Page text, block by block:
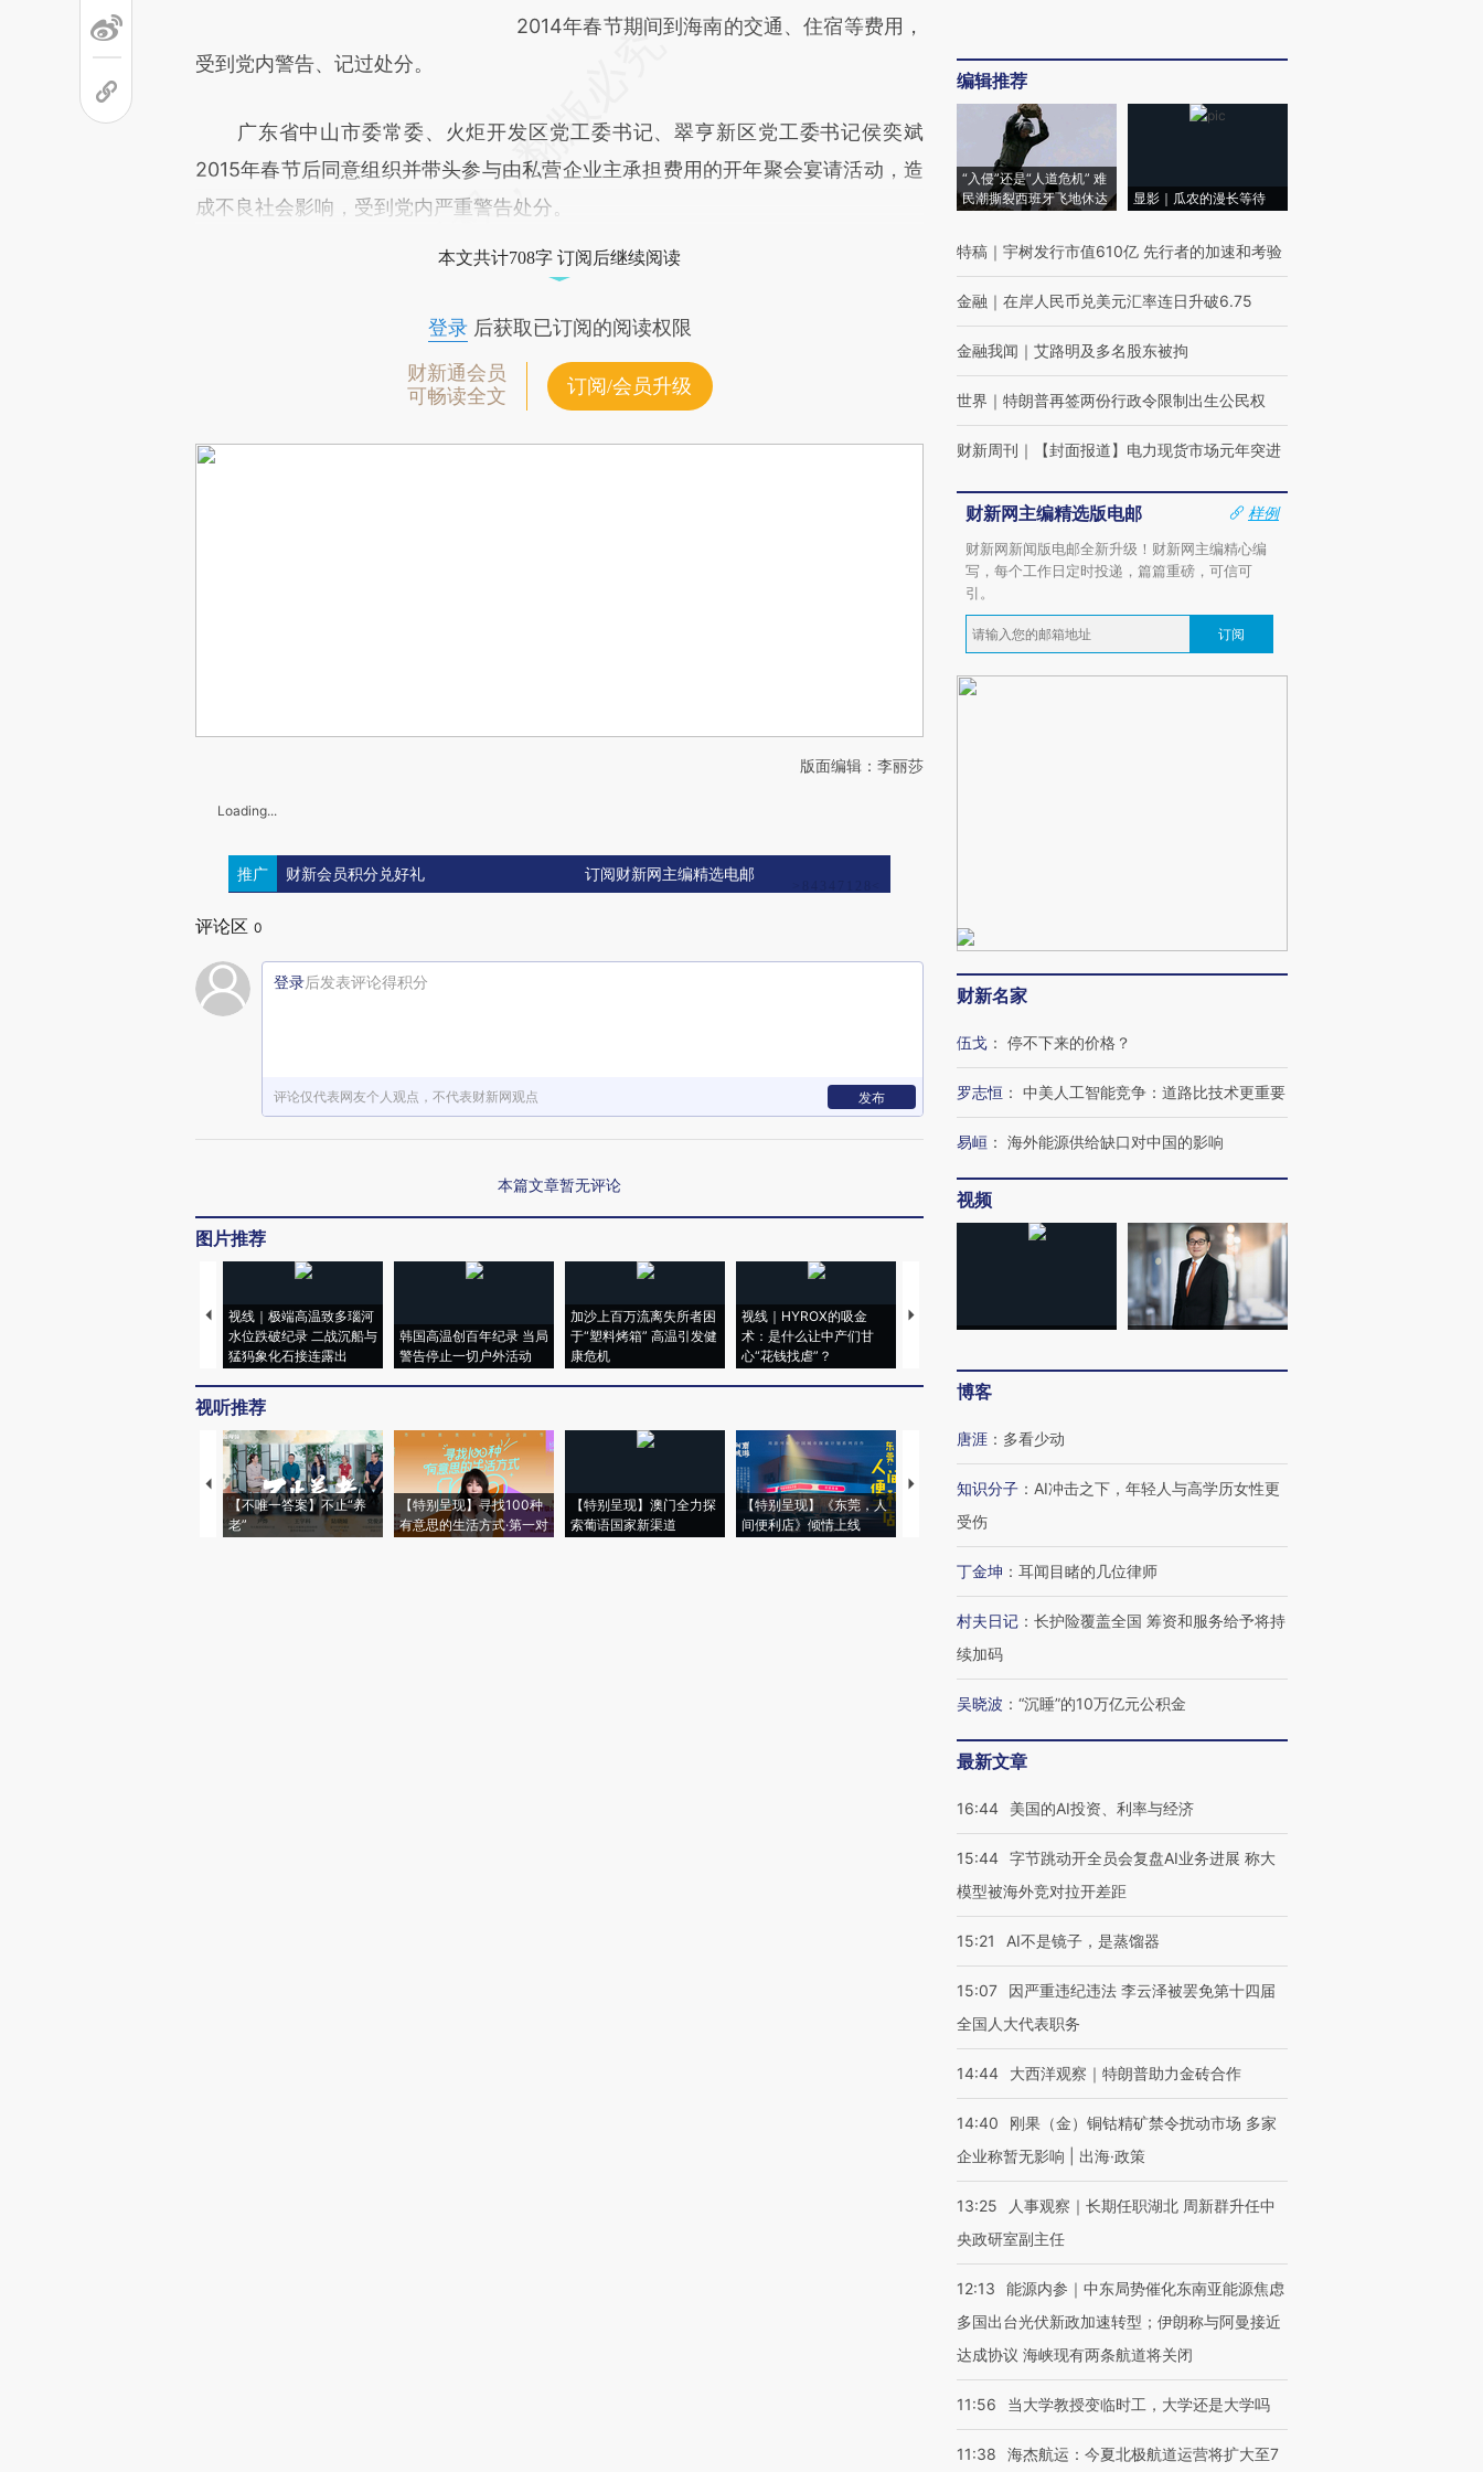
2014年春节期间到海南的交通、住宿等费用，
受到党内警告、记过处分。
广东省中山市委常委、火炬开发区党工委书记、翠亨新区党工委书记侯奕斌
2015年春节后同意组织并带头参与由私营企业主承担费用的开年聚会宴请活动，造
成不良社会影响，受到党内严重警告处分。
本文共计708字 订阅后继续阅读
登录后获取已订阅的阅读权限
财新通会员
可畅读全文
订阅/会员升级
版面编辑：李丽莎
Loading...
推广 财新会员积分兑好礼 订阅财新网主编精选电邮
评论区 0
登录后发表评论得积分
评论仅代表网友个人观点，不代表财新网观点 发布
本篇文章暂无评论
图片推荐
视线｜极端高温致多瑙河
水位跌破纪录 二战沉船与
猛犸象化石接连露出
韩国高温创百年纪录 当局
警告停止一切户外活动
加沙上百万流离失所者困
于“塑料烤箱” 高温引发健
康危机
视线｜HYROX的吸金
术：是什么让中产们甘
心“花钱找虐”？
马航飞行员跨国走私7万
视线｜被称为“蟑螂”的印
视线｜“入侵”还是“人道危
视听推荐
【不唯一答案】不止“养
老”
【特别呈现】寻找100种
有意思的生活方式·第一对
【特别呈现】澳门全力探
索葡语国家新渠道
【特别呈现】《东莞，人
间便利店》倾情上线
【推广】走进第四届链博
【商旅对话】华住集团
编辑推荐
“入侵”还是“人道危机” 难
民潮撕裂西班牙飞地休达
显影｜瓜农的漫长等待
特稿 ｜ 宇树发行市值610亿 先行者的加速和考验
金融 ｜ 在岸人民币兑美元汇率连日升破6.75
金融我闻 ｜ 艾路明及多名股东被拘
世界 ｜ 特朗普再签两份行政令限制出生公民权
财新周刊 ｜ 【封面报道】电力现货市场元年突进
财新网主编精选版电邮
样例
财新网新闻版电邮全新升级！财新网主编精心编
写，每个工作日定时投递，篇篇重磅，可信可
引。
订阅
财新名家
伍戈 ： 停不下来的价格？
罗志恒 ： 中美人工智能竞争：道路比技术更重要
易峘 ： 海外能源供给缺口对中国的影响
视频
博客
唐涯 ： 多看少动
知识分子 ： AI冲击之下，年轻人与高学历女性更
受伤
丁金坤 ： 耳闻目睹的几位律师
村夫日记 ： 长护险覆盖全国 筹资和服务给予将持
续加码
吴晓波 ： “沉睡”的10万亿元公积金
最新文章
16:44 美国的AI投资、利率与经济
15:44 字节跳动开全员会复盘AI业务进展 称大
模型被海外竞对拉开差距
15:21 AI不是镜子，是蒸馏器
15:07
因严重违纪违法 李云泽被罢免第十四届
全国人大代表职务
14:44 大西洋观察｜特朗普助力金砖合作
14:40
刚果（金）铜钴精矿禁令扰动市场 多家
企业称暂无影响 | 出海·政策
13:25
人事观察｜长期任职湖北 周新群升任中
央政研室副主任
12:13
能源内参｜中东局势催化东南亚能源焦虑
多国出台光伏新政加速转型；伊朗称与阿曼接近
达成协议 海峡现有两条航道将关闭
11:56 当大学教授变临时工，大学还是大学吗
11:38 海杰航运：今夏北极航道运营将扩大至7